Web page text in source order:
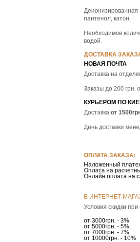
Деионизированная
пантенол, катон.
Необходимое
водой.
ДОСТАВКА
НОВАЯ ПОЧТА
Доставка на
Заказы до 200 грн.
КУРЬЕРОМ ПО
Доставка от
День доставки
ОПЛАТА ЗАКАЗА:
Наложенный
Оплата на
Онлайн оплата на
В ИНТЕРНЕТ-
Условия скидки
от 3000грн. - 3%
от 5000грн. - 5%
от 7000грн. - 7%
от 10000грн. - 10%